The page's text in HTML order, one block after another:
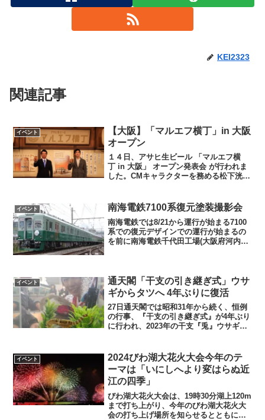
KEI2323
関連記事
イベント
【大阪】「マルエフ横丁」in 大阪
オープン
１４日、アサヒ生ビール 「マルエフ横
丁 in 大阪」 オープン発表会 が行われま
した。CMキャラクターを務める松下洸平
ビールをアサヒビールの倉田部長が飲
み、最後は乾杯で...
イベント 南海電鉄7100系復元塗装撮影会
南海電鉄では8/21から運行が始まる7100
系での復元デザインでの運行が始まるの
を前に南海電鉄千代田工場(大阪府河内長
ら...
イベント
通天閣「干支の引き継ぎ式」ウサ
ギからタツへ 4年ぶりに復活
27日通天閣では昭和31年から続く、恒例
の行事、『干支の引き継ぎ式』が4年ぶり
に行われ、2023年の干支『兎』ウサギと
長西上雅章氏の宣言からスタートした。
今回はゲス...
イベント
2024びわ湖大花火大会今年のテ
ーマは「いにしへより変はらぬ近
江の四季」
びわ湖大花火大会は、19時30分湖上120m
まで打ち上がり、今年のびわ湖大花火大
会の打ち上げ場所を知らせるとともに始